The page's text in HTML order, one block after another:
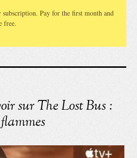
Pay for the first month and
free.
sur The Lost Bus :